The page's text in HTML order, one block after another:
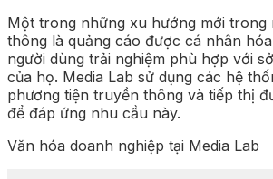
Một trong những xu hướng mới trong
thông là quảng cáo được cá nhân
người dùng trải nghiệm phù hợp với
của họ. Media Lab sử dụng các hệ
phương tiện truyền thông và tiếp thị
để đáp ứng nhu cầu này.
Văn hóa doanh nghiệp tại Media Lab